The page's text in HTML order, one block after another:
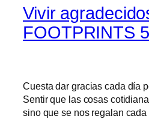
Vivir
FOOTPRINTS 5
Cuesta dar gracias cada día
Sentir que las cosas
sino que se nos regalan